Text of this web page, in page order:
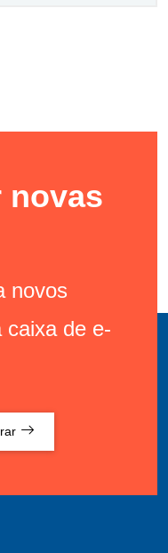
novas
novos
caixa de e-